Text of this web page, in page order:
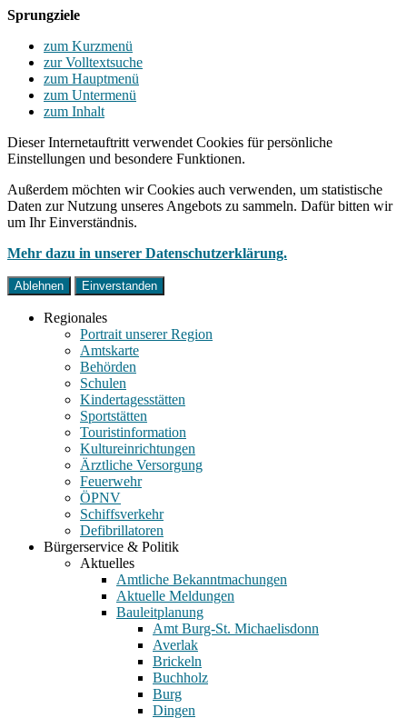
Sprungziele
zum Kurzmenü
zur Volltextsuche
zum Hauptmenü
zum Untermenü
zum Inhalt
Dieser Internetauftritt verwendet Cookies für persönliche
Einstellungen und besondere Funktionen.
Außerdem möchten wir Cookies auch verwenden, um statistische
Daten zur Nutzung unseres Angebots zu sammeln. Dafür bitten wir
um Ihr Einverständnis.
Mehr dazu in unserer Datenschutzerklärung.
Ablehnen Einverstanden
Regionales
Portrait unserer Region
Amtskarte
Behörden
Schulen
Kindertagesstätten
Sportstätten
Touristinformation
Kultureinrichtungen
Ärztliche Versorgung
Feuerwehr
ÖPNV
Schiffsverkehr
Defibrillatoren
Bürgerservice & Politik
Aktuelles
Amtliche Bekanntmachungen
Aktuelle Meldungen
Bauleitplanung
Amt Burg-St. Michaelisdonn
Averlak
Brickeln
Buchholz
Burg
Dingen